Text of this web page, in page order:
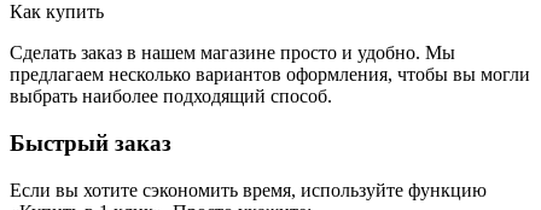
Как купить
Сделать заказ в нашем магазине просто и удобно. Мы
предлагаем несколько вариантов оформления, чтобы вы могли
выбрать наиболее подходящий способ.
Быстрый заказ
Если вы хотите сэкономить время, используйте функцию